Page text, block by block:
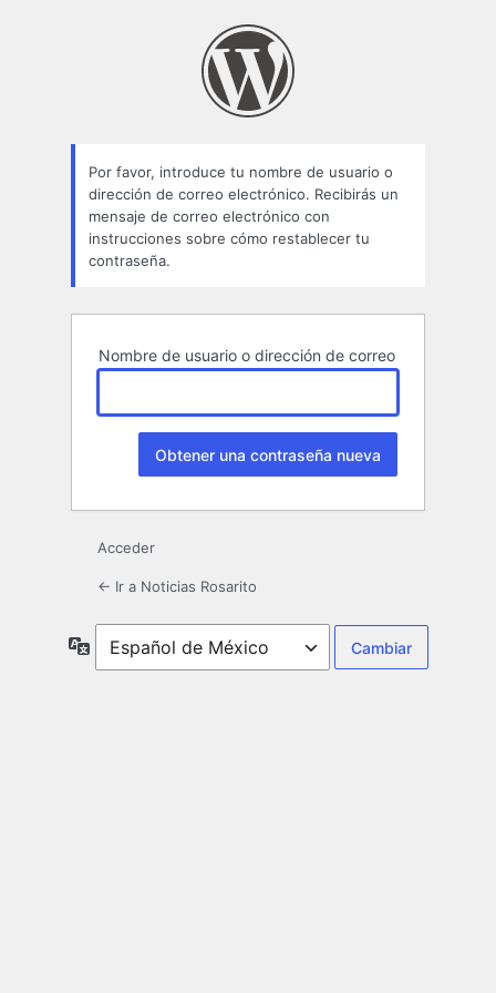
Por favor, introduce tu nombre de usuario o
dirección de correo electrónico. Recibirás un
mensaje de correo electrónico con
instrucciones sobre cómo restablecer tu
contraseña.
Nombre de usuario o dirección de correo
Acceder
← Ir a Noticias Rosarito
Idioma